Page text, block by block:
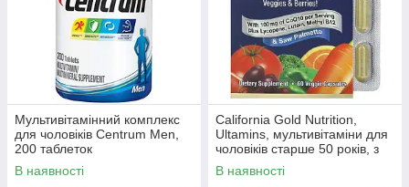
Мультивітамінний комплекс
для чоловіків Centrum Men,
200 таблеток
В наявності
California Gold Nutrition,
Ultamins, мультивітаміни для
чоловіків старше 50 років, з
Q10 і натуральними
екстрактами, 60 капсул
В наявності